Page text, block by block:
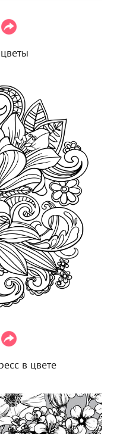
в цвете